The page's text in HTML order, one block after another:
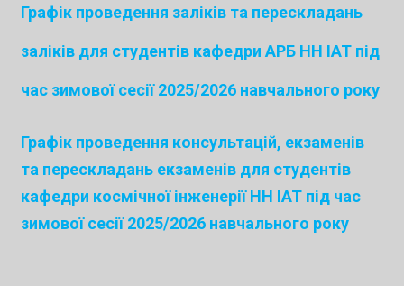
Графік проведення заліків та перескладань
заліків для студентів кафедри АРБ НН ІАТ під
час зимової сесії 2025/2026 навчального року
Графік проведення консультацій, екзаменів
та перескладань екзаменів для студентів
кафедри космічної інженерії НН ІАТ під час
зимової сесії 2025/2026 навчального року